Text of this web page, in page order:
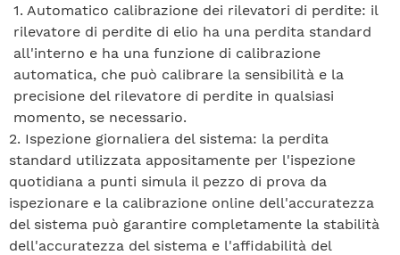
1. Automatico calibrazione dei rilevatori di perdite: il
rilevatore di perdite di elio ha una perdita standard
all'interno e ha una funzione di calibrazione
automatica, che può calibrare la sensibilità e la
precisione del rilevatore di perdite in qualsiasi
momento, se necessario.
2. Ispezione giornaliera del sistema: la perdita
standard utilizzata appositamente per l'ispezione
quotidiana a punti simula il pezzo di prova da
ispezionare e la calibrazione online dell'accuratezza
del sistema può garantire completamente la stabilità
dell'accuratezza del sistema e l'affidabilità del